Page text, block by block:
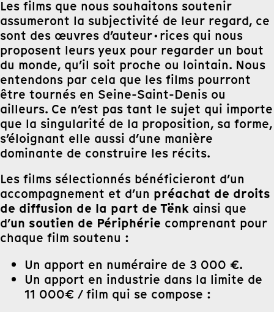
Les films que nous souhaitons soutenir
assumeront la subjectivité de leur regard, ce
sont des œuvres d’auteur·rices qui nous
proposent leurs yeux pour regarder un bout
du monde, qu’il soit proche ou lointain. Nous
entendons par cela que les films pourront
être tournés en Seine-Saint-Denis ou
ailleurs. Ce n’est pas tant le sujet qui importe
que la singularité de la proposition, sa forme,
s’éloignant elle aussi d’une manière
dominante de construire les récits.
Les films sélectionnés bénéficieront d’un
accompagnement et d’un préachat de droits
de diffusion de la part de Tënk ainsi que
d’un soutien de Périphérie comprenant pour
chaque film soutenu :
Un apport en numéraire de 3 000 €.
Un apport en industrie dans la limite de
11 000€ / film qui se compose :